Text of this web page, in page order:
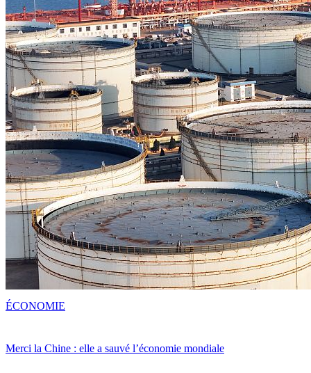
Merci la Chine : elle a sauvé l’économie mondiale
ÉCONOMIE